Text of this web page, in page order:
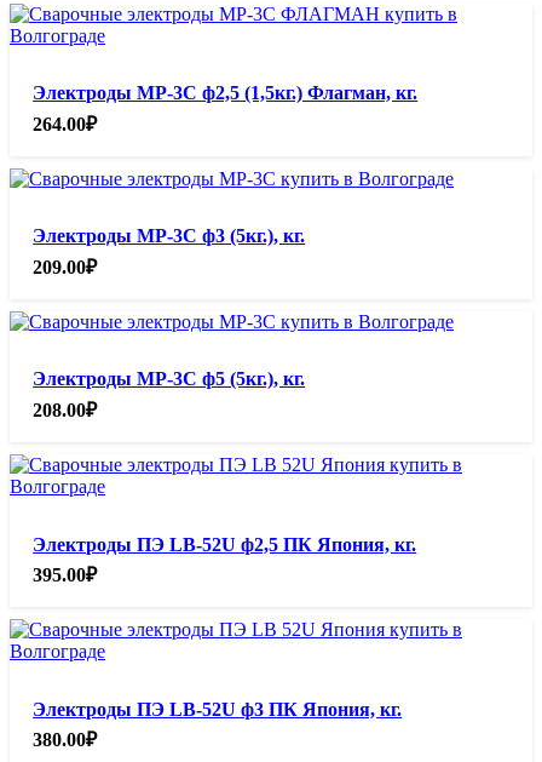
Электроды МР-3С ф2,5 (1,5кг.) Флагман, кг.
264.00₽
Электроды МР-3С ф3 (5кг.), кг.
209.00₽
Электроды МР-3С ф5 (5кг.), кг.
208.00₽
Электроды ПЭ LB-52U ф2,5 ПК Япония, кг.
395.00₽
Электроды ПЭ LB-52U ф3 ПК Япония, кг.
380.00₽